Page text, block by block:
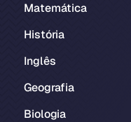
Matemática
História
Inglês
Geografia
Biologia